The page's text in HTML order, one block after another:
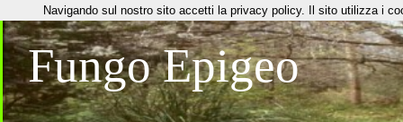
Fungo Epigeo
Navigando sul nostro sito accetti la privacy policy. Il sito utilizza i